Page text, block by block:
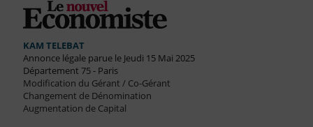
KAM TELEBAT
Annonce légale parue le Jeudi 15 Mai 2025
Département 75 - Paris
Modification du Gérant / Co-Gérant
Changement de Dénomination
Augmentation de Capital